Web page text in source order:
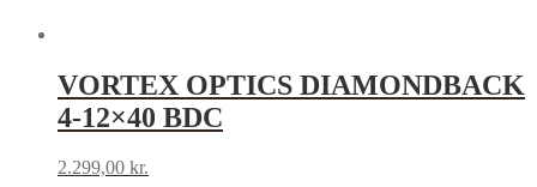
VORTEX OPTICS DIAMONDBACK
4-12×40 BDC
2.299,00 kr.